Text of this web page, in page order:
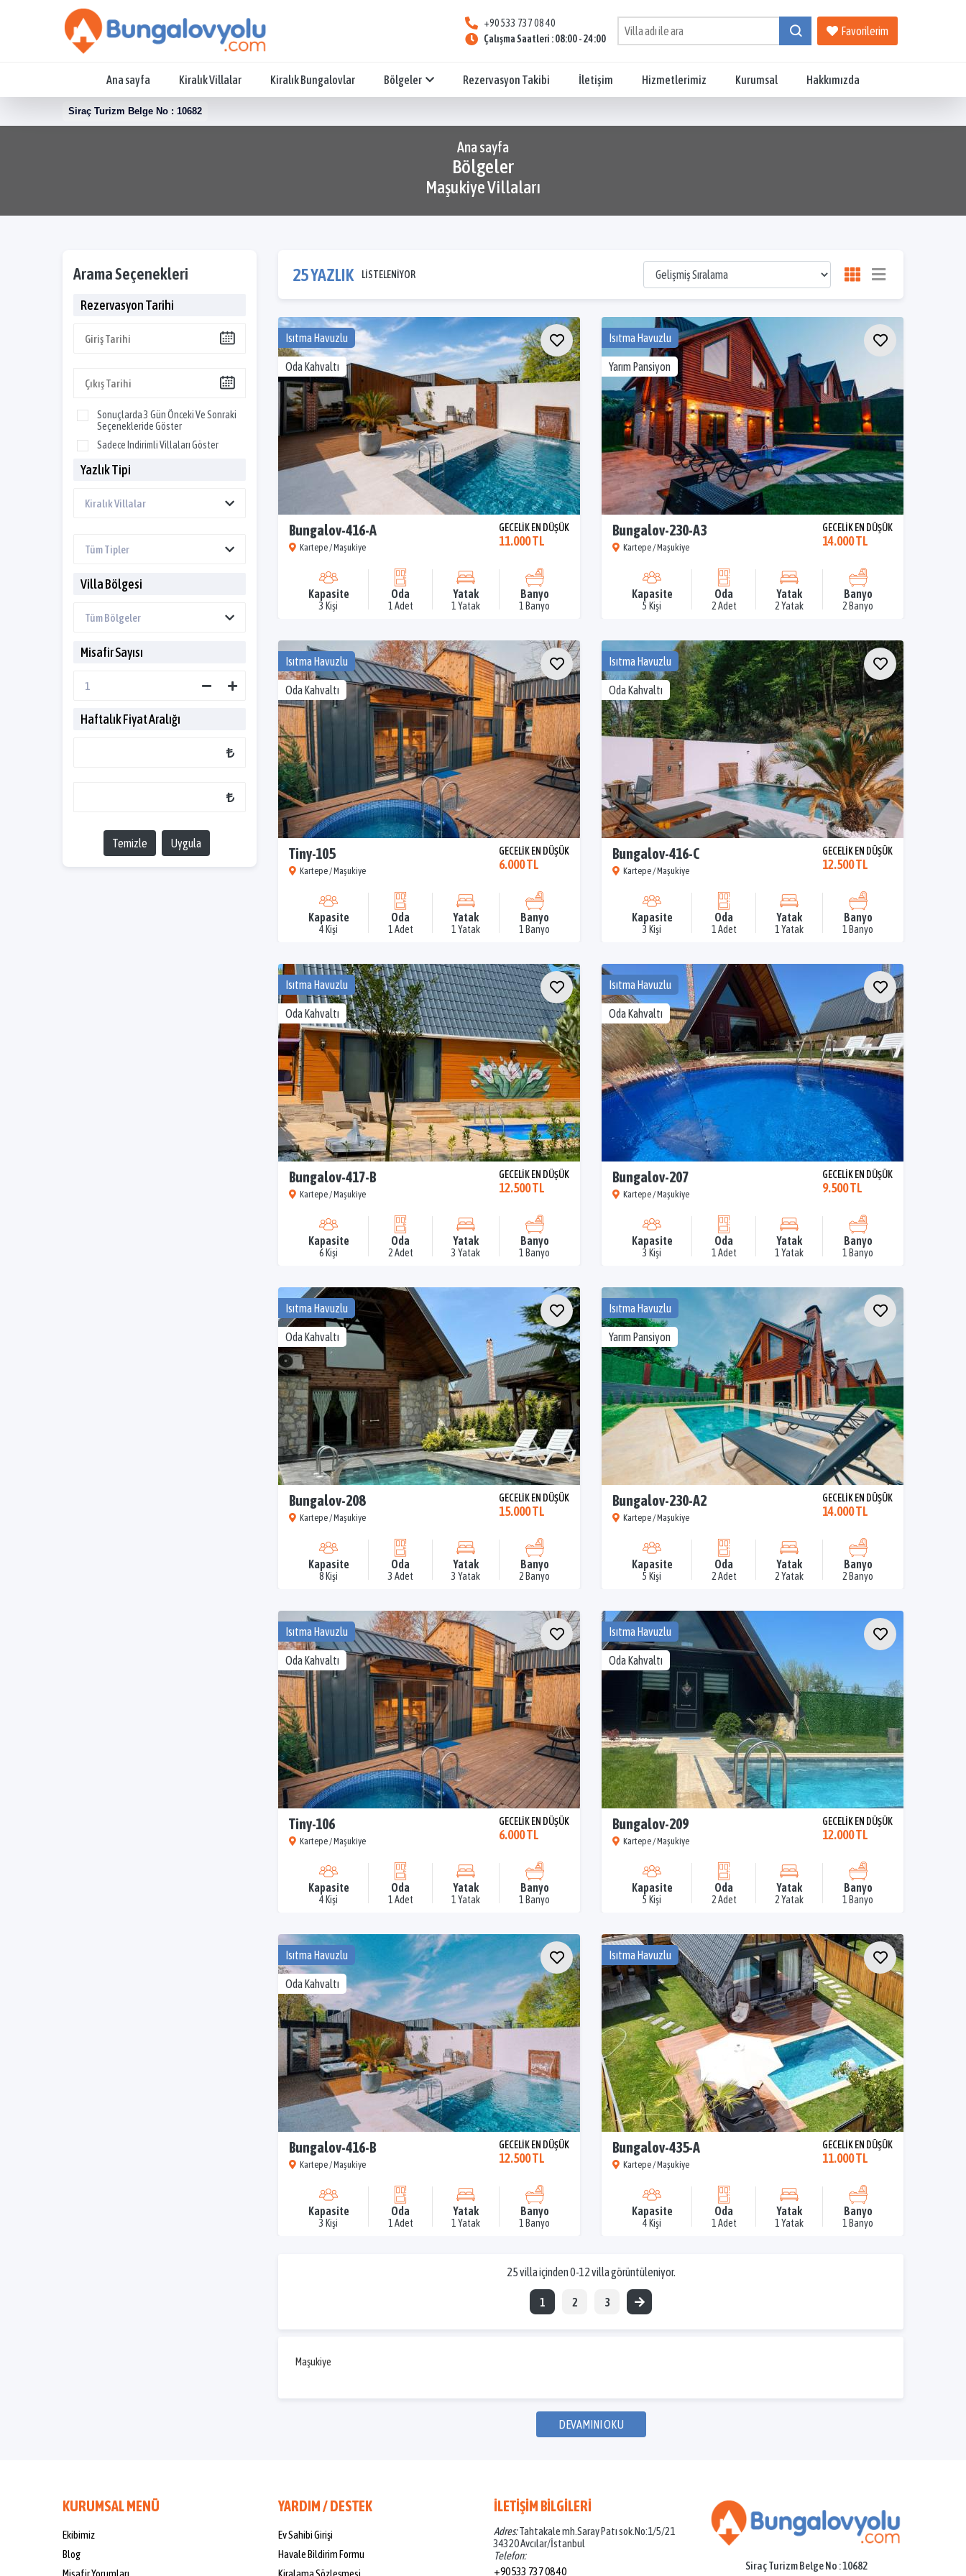
+90 533 737 08 40
Çalışma Saatleri : 08:00 - 24:00
Favorilerim
Ana sayfa Kiralık Villalar Kiralık Bungalovlar Bölgeler Rezervasyon Takibi İletişim Hizmetlerimiz Kurumsal Hakkımızda
Siraç Turizm Belge No : 10682
Ana sayfa
Bölgeler
Maşukiye Villaları
Arama Seçenekleri
Rezervasyon Tarihi
Sonuçlarda 3 Gün Önceki Ve Sonraki
Seçenekleride Göster
Sadece Indirimli Villaları Göster
Yazlık Tipi
Villa Bölgesi
Misafir Sayısı
Haftalık Fiyat Aralığı
Temizle Uygula
25 YAZLIK LİSTELENİYOR
Isıtma Havuzlu
Oda Kahvaltı
Bungalov-416-A
Kartepe / Maşukiye
GECELİK EN DÜŞÜK
11.000 TL
Kapasite
3 Kişi
Oda
1 Adet
Yatak
1 Yatak
Banyo
1 Banyo
Isıtma Havuzlu
Yarım Pansiyon
Bungalov-230-A3
Kartepe / Maşukiye
GECELİK EN DÜŞÜK
14.000 TL
Kapasite
5 Kişi
Oda
2 Adet
Yatak
2 Yatak
Banyo
2 Banyo
Isıtma Havuzlu
Oda Kahvaltı
Tiny-105
Kartepe / Maşukiye
GECELİK EN DÜŞÜK
6.000 TL
Kapasite
4 Kişi
Oda
1 Adet
Yatak
1 Yatak
Banyo
1 Banyo
Isıtma Havuzlu
Oda Kahvaltı
Bungalov-416-C
Kartepe / Maşukiye
GECELİK EN DÜŞÜK
12.500 TL
Kapasite
3 Kişi
Oda
1 Adet
Yatak
1 Yatak
Banyo
1 Banyo
Isıtma Havuzlu
Oda Kahvaltı
Bungalov-417-B
Kartepe / Maşukiye
GECELİK EN DÜŞÜK
12.500 TL
Kapasite
6 Kişi
Oda
2 Adet
Yatak
3 Yatak
Banyo
1 Banyo
Isıtma Havuzlu
Oda Kahvaltı
Bungalov-207
Kartepe / Maşukiye
GECELİK EN DÜŞÜK
9.500 TL
Kapasite
3 Kişi
Oda
1 Adet
Yatak
1 Yatak
Banyo
1 Banyo
Isıtma Havuzlu
Oda Kahvaltı
Bungalov-208
Kartepe / Maşukiye
GECELİK EN DÜŞÜK
15.000 TL
Kapasite
8 Kişi
Oda
3 Adet
Yatak
3 Yatak
Banyo
2 Banyo
Isıtma Havuzlu
Yarım Pansiyon
Bungalov-230-A2
Kartepe / Maşukiye
GECELİK EN DÜŞÜK
14.000 TL
Kapasite
5 Kişi
Oda
2 Adet
Yatak
2 Yatak
Banyo
2 Banyo
Isıtma Havuzlu
Oda Kahvaltı
Tiny-106
Kartepe / Maşukiye
GECELİK EN DÜŞÜK
6.000 TL
Kapasite
4 Kişi
Oda
1 Adet
Yatak
1 Yatak
Banyo
1 Banyo
Isıtma Havuzlu
Oda Kahvaltı
Bungalov-209
Kartepe / Maşukiye
GECELİK EN DÜŞÜK
12.000 TL
Kapasite
5 Kişi
Oda
2 Adet
Yatak
2 Yatak
Banyo
1 Banyo
Isıtma Havuzlu
Oda Kahvaltı
Bungalov-416-B
Kartepe / Maşukiye
GECELİK EN DÜŞÜK
12.500 TL
Kapasite
3 Kişi
Oda
1 Adet
Yatak
1 Yatak
Banyo
1 Banyo
Isıtma Havuzlu
Bungalov-435-A
Kartepe / Maşukiye
GECELİK EN DÜŞÜK
11.000 TL
Kapasite
4 Kişi
Oda
1 Adet
Yatak
1 Yatak
Banyo
1 Banyo
25 villa içinden 0-12 villa görüntüleniyor.
1 2 3
Maşukiye
DEVAMINI OKU
KURUMSAL MENÜ
Ekibimiz
Blog
Misafir Yorumları
YARDIM / DESTEK
Ev Sahibi Girişi
Havale Bildirim Formu
Kiralama Sözleşmesi
İLETİŞİM BİLGİLERİ
Adres:Tahtakale mh.Saray Patı sok.No:1/5/21
34320 Avcılar/İstanbul
Telefon:
+90 533 737 08 40
Siraç Turizm Belge No : 10682